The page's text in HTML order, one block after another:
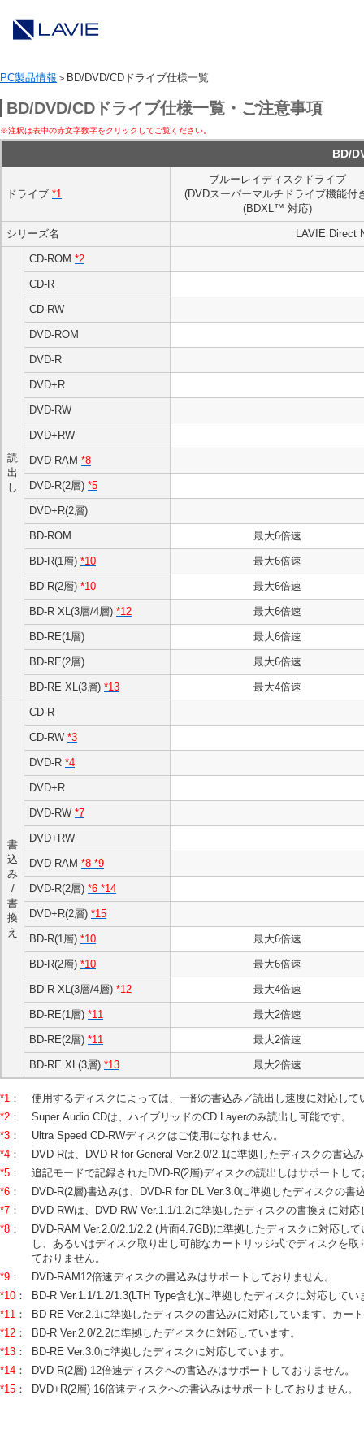
PC製品情報 > BD/DVD/CDドライブ仕様一覧
BD/DVD/CDドライブ仕様一覧・ご注意事項
※注釈は表中の赤文字数字をクリックしてご覧ください。
BD/
ドライブ *1
ブルーレイディスクドライブ
(DVDスーパーマルチドライブ機能付
(BDXL™ 対応)
シリーズ名 LAVIE Direct
読
出
し
CD-ROM *2
CD-R
CD-RW
DVD-ROM
DVD-R
DVD+R
DVD-RW
DVD+RW
DVD-RAM *8
DVD-R(2層) *5
DVD+R(2層)
BD-ROM 最大6倍速
BD-R(1層) *10 最大6倍速
BD-R(2層) *10 最大6倍速
BD-R XL(3層/4層) *12 最大6倍速
BD-RE(1層) 最大6倍速
BD-RE(2層) 最大6倍速
BD-RE XL(3層) *13 最大4倍速
書
込
み
/
書
換
え
CD-R
CD-RW *3
DVD-R *4
DVD+R
DVD-RW *7
DVD+RW
DVD-RAM *8 *9
DVD-R(2層) *6 *14
DVD+R(2層) *15
BD-R(1層) *10 最大6倍速
BD-R(2層) *10 最大6倍速
BD-R XL(3層/4層) *12 最大4倍速
BD-RE(1層) *11 最大2倍速
BD-RE(2層) *11 最大2倍速
BD-RE XL(3層) *13 最大2倍速
*1 ：
使用するディスクによっては、一部の書込み／読出し速度に対応して
*2 ：
Super Audio CDは、ハイブリッドのCD Layerのみ読出し可能です。
*3 ：
Ultra Speed CD-RWディスクはご使用になれません。
*4 ：
DVD-Rは、DVD-R for General Ver.2.0/2.1に準拠したディスクの書込
*5 ：
追記モードで記録されたDVD-R(2層)ディスクの読出しはサポートし
*6 ：
DVD-R(2層)書込みは、DVD-R for DL Ver.3.0に準拠したディスクの
*7 ：
DVD-RWは、DVD-RW Ver.1.1/1.2に準拠したディスクの書換えに対応
*8 ：
DVD-RAM Ver.2.0/2.1/2.2 (片面4.7GB)に準拠したディスクに対応し
し、あるいはディスク取り出し可能なカートリッジ式でディスクを
ておりません。
*9 ：
DVD-RAM12倍速ディスクの書込みはサポートしておりません。
*10 ：
BD-R Ver.1.1/1.2/1.3(LTH Type含む)に準拠したディスクに対応してい
*11 ：
BD-RE Ver.2.1に準拠したディスクの書込みに対応しています。カー
*12 ：
BD-R Ver.2.0/2.2に準拠したディスクに対応しています。
*13 ：
BD-RE Ver.3.0に準拠したディスクに対応しています。
*14 ：
DVD-R(2層) 12倍速ディスクへの書込みはサポートしておりません。
*15 ： DVD+R(2層) 16倍速ディスクへの書込みはサポートしておりません。